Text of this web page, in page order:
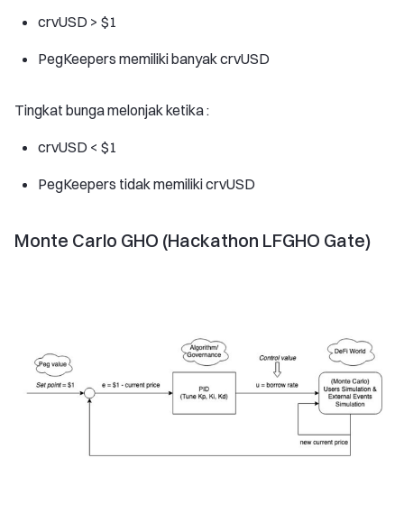
crvUSD > $1
PegKeepers memiliki banyak crvUSD
Tingkat bunga melonjak ketika :
crvUSD < $1
PegKeepers tidak memiliki crvUSD
Monte Carlo GHO (Hackathon LFGHO Gate)